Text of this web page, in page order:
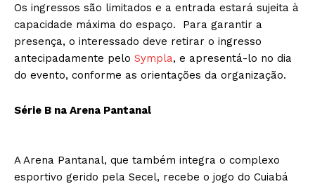
Os ingressos são limitados e a entrada estará sujeita à
capacidade máxima do espaço. Para garantir a
presença, o interessado deve retirar o ingresso
antecipadamente pelo Sympla, e apresentá-lo no dia
do evento, conforme as orientações da organização.
Série B na Arena Pantanal
A Arena Pantanal, que também integra o complexo
esportivo gerido pela Secel, recebe o jogo do Cuiabá